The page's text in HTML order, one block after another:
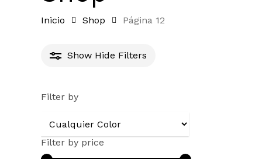
Inicio Shop Página 12
Show Hide Filters
Filter by
Filter by price